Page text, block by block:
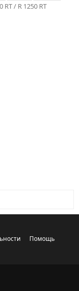
RT / R 1250 RT
Помощь